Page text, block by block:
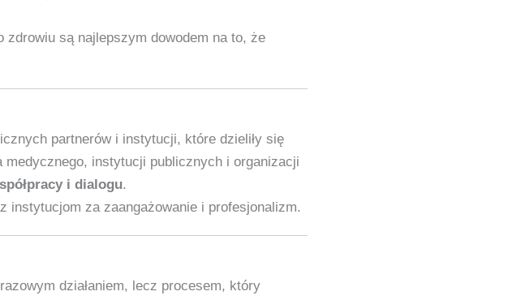
są najlepszym dowodem na to, że
partnerów i instytucji, które dzieliły się
medycznego, instytucji publicznych i organizacji
i dialogu.
instytucjom za zaangażowanie i profesjonalizm.
działaniem, lecz procesem, który